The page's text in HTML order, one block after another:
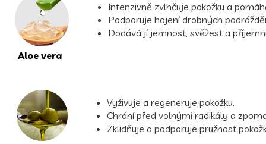
Intenzivně zvlhčuje pokožku a
Podporuje hojení drobných
Dodává jí jemnost, svěžest a
Aloe vera
Vyživuje a regeneruje pokožku.
Chrání před volnými radikály a
Zklidňuje a podporuje pružnost